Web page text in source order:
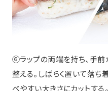
⑥ラップの両端を持ち、手
整える。しばらく置いて落ち
べやすい大きさにカットする。